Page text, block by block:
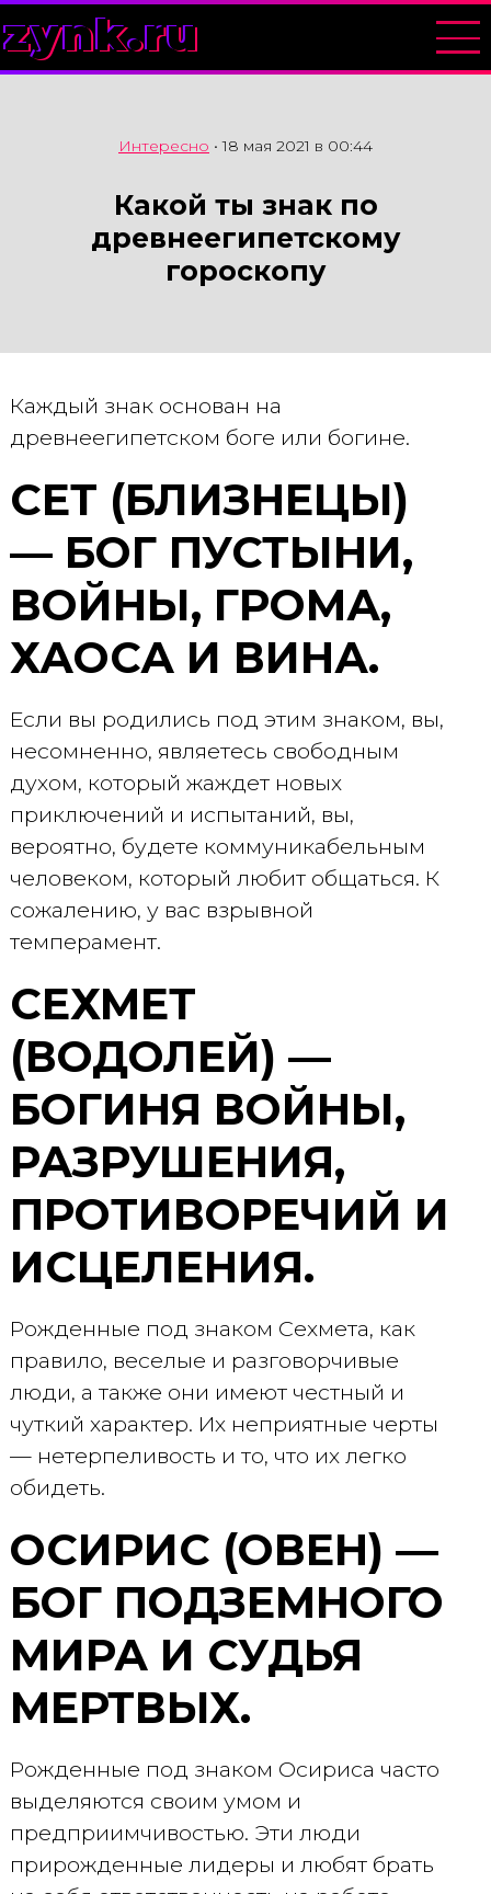
zynk.ru
Интересно •18 мая 2021 в 00:44
Какой ты знак по
древнеегипетскому
гороскопу
Каждый знак основан на
древнеегипетском боге или богине.
СЕТ (БЛИЗНЕЦЫ)
— БОГ ПУСТЫНИ,
ВОЙНЫ, ГРОМА,
ХАОСА И ВИНА.
Если вы родились под этим знаком, вы,
несомненно, являетесь свободным
духом, который жаждет новых
приключений и испытаний, вы,
вероятно, будете коммуникабельным
человеком, который любит общаться. К
сожалению, у вас взрывной
темперамент.
СЕХМЕТ
(ВОДОЛЕЙ) —
БОГИНЯ ВОЙНЫ,
РАЗРУШЕНИЯ,
ПРОТИВОРЕЧИЙ И
ИСЦЕЛЕНИЯ.
Рожденные под знаком Сехмета, как
правило, веселые и разговорчивые
люди, а также они имеют честный и
чуткий характер. Их неприятные черты
— нетерпеливость и то, что их легко
обидеть.
ОСИРИС (ОВЕН) —
БОГ ПОДЗЕМНОГО
МИРА И СУДЬЯ
МЕРТВЫХ.
Рожденные под знаком Осириса часто
выделяются своим умом и
предприимчивостью. Эти люди
прирожденные лидеры и любят брать